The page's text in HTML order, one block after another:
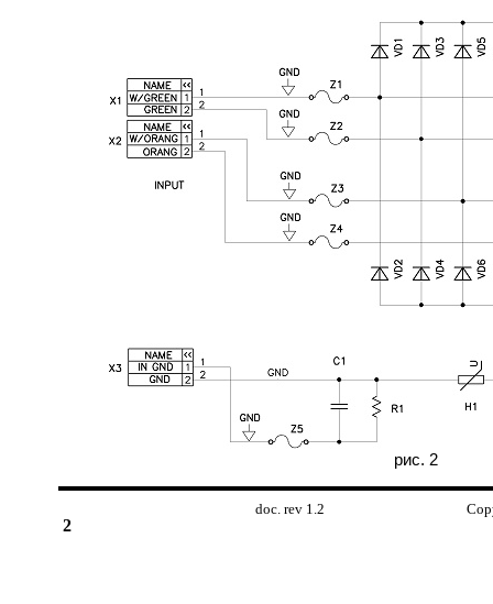
рис. 2
doc. rev 1.2 Copyright ©
2